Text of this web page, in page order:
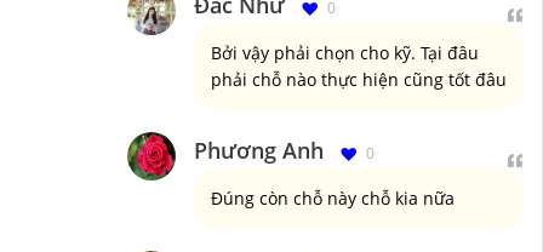
0
Bởi vậy phải chọn cho kỹ. Tại đâu
phải chỗ nào thực hiện cũng tốt đâu
Phương Anh 0
Đúng còn chỗ này chỗ kia nữa